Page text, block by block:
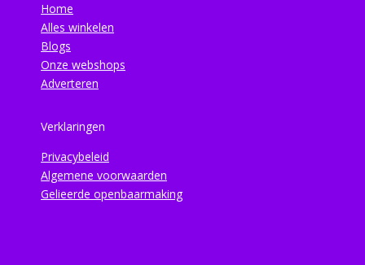
Home
Alles winkelen
Blogs
Onze webshops
Adverteren
Verklaringen
Privacybeleid
Algemene voorwaarden
Gelieerde openbaarmaking